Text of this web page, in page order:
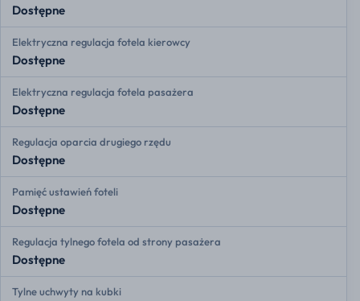
Dostępne
Elektryczna regulacja fotela kierowcy
Dostępne
Elektryczna regulacja fotela pasażera
Dostępne
Regulacja oparcia drugiego rzędu
Dostępne
Pamięć ustawień foteli
Dostępne
Regulacja tylnego fotela od strony pasażera
Dostępne
Tylne uchwyty na kubki